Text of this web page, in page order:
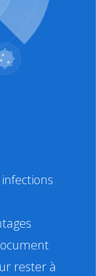
rester à